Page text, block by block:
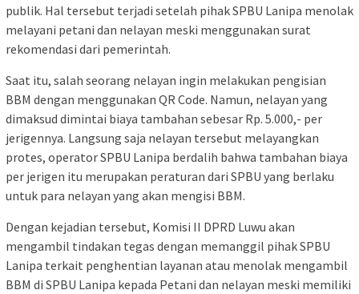
publik. Hal tersebut terjadi setelah pihak SPBU Lanipa menolak
melayani petani dan nelayan meski menggunakan surat
rekomendasi dari pemerintah.
Saat itu, salah seorang nelayan ingin melakukan pengisian
BBM dengan menggunakan QR Code. Namun, nelayan yang
dimaksud dimintai biaya tambahan sebesar Rp. 5.000,- per
jerigennya. Langsung saja nelayan tersebut melayangkan
protes, operator SPBU Lanipa berdalih bahwa tambahan biaya
per jerigen itu merupakan peraturan dari SPBU yang berlaku
untuk para nelayan yang akan mengisi BBM.
Dengan kejadian tersebut, Komisi II DPRD Luwu akan
mengambil tindakan tegas dengan memanggil pihak SPBU
Lanipa terkait penghentian layanan atau menolak mengambil
BBM di SPBU Lanipa kepada Petani dan nelayan meski memiliki